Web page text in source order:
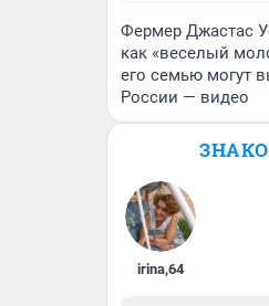
Фермер Джастас
как «веселый
его семью могут
России — видео
irina,64